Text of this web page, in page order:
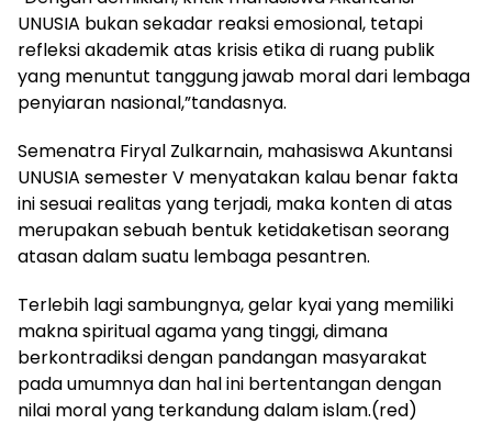
UNUSIA bukan sekadar reaksi emosional, tetapi
refleksi akademik atas krisis etika di ruang publik
yang menuntut tanggung jawab moral dari lembaga
penyiaran nasional,”tandasnya.
Semenatra Firyal Zulkarnain, mahasiswa Akuntansi
UNUSIA semester V menyatakan kalau benar fakta
ini sesuai realitas yang terjadi, maka konten di atas
merupakan sebuah bentuk ketidaketisan seorang
atasan dalam suatu lembaga pesantren.
Terlebih lagi sambungnya, gelar kyai yang memiliki
makna spiritual agama yang tinggi, dimana
berkontradiksi dengan pandangan masyarakat
pada umumnya dan hal ini bertentangan dengan
nilai moral yang terkandung dalam islam.(red)